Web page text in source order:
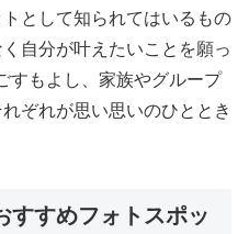
として知られてはいるもの
自分が叶えたいことを願っ
すもよし、家族やグループ
ぞれが思い思いのひととき
すすめフォトスポッ